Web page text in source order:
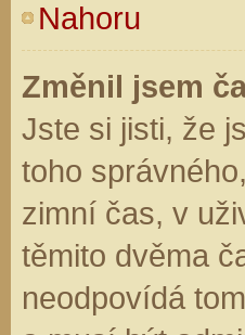
Nahoru
Změnil jsem
Jste si jisti, že
toho
zimní čas, v
těmito dvěma
neodpovídá